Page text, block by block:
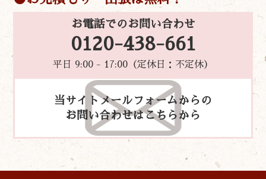
お電話でのお問い合わせ
0120-438-661
平日 9:00 - 17:00（定休日：不定休）
当サイトメールフォームからの
お問い合わせはこちらから